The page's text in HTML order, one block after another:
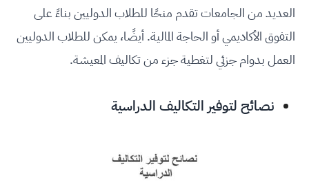
العديد من الجامعات تقدم منحًا للطلاب الدوليين بناءً على
التفوق الأكاديمي أو الحاجة المالية. أيضًا، يمكن للطلاب الدوليين
العمل بدوام جزئي لتغطية جزء من تكاليف المعيشة.
نصائح لتوفير التكاليف الدراسية